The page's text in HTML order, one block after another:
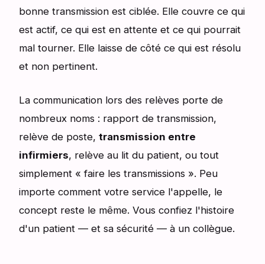
bonne transmission est ciblée. Elle couvre ce qui
est actif, ce qui est en attente et ce qui pourrait
mal tourner. Elle laisse de côté ce qui est résolu
et non pertinent.
La communication lors des relèves porte de
nombreux noms : rapport de transmission,
relève de poste, transmission entre
infirmiers, relève au lit du patient, ou tout
simplement « faire les transmissions ». Peu
importe comment votre service l'appelle, le
concept reste le même. Vous confiez l'histoire
d'un patient — et sa sécurité — à un collègue.